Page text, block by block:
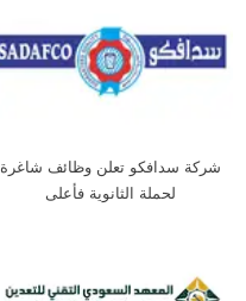
شركة سدافكو تعلن وظائف شاغرة
لحملة الثانوية فأعلى